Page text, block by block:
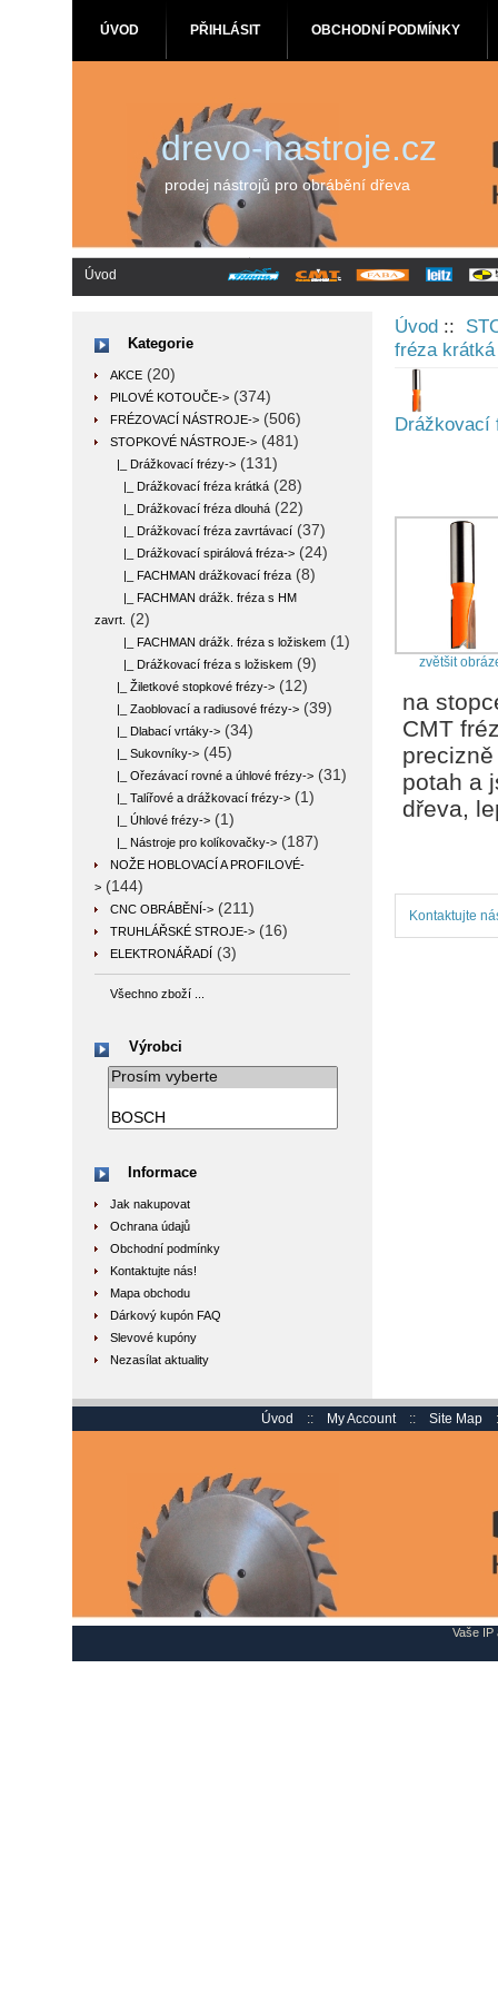
ÚVOD PŘIHLÁSIT OBCHODNÍ PODMÍNKY
drevo-nastroje.cz
prodej nástrojů pro obrábění dřeva
Úvod
Kategorie
AKCE (20)
PILOVÉ KOTOUČE-> (374)
FRÉZOVACÍ NÁSTROJE-> (506)
STOPKOVÉ NÁSTROJE-> (481)
|_ Drážkovací frézy-> (131)
|_ Drážkovací fréza krátká (28)
|_ Drážkovací fréza dlouhá (22)
|_ Drážkovací fréza zavrtávací (37)
|_ Drážkovací spirálová fréza-> (24)
|_ FACHMAN drážkovací fréza (8)
|_ FACHMAN drážk. fréza s HM
zavrt.
(2)
|_ FACHMAN drážk. fréza s ložiskem (1)
|_ Drážkovací fréza s ložiskem (9)
|_ Žiletkové stopkové frézy-> (12)
|_ Zaoblovací a radiusové frézy-> (39)
|_ Dlabací vrtáky-> (34)
|_ Sukovníky-> (45)
|_ Ořezávací rovné a úhlové frézy-> (31)
|_ Talířové a drážkovací frézy-> (1)
|_ Úhlové frézy-> (1)
|_ Nástroje pro kolíkovačky-> (187)
NOŽE HOBLOVACÍ A PROFILOVÉ-
> (144)
CNC OBRÁBĚNÍ-> (211)
TRUHLÁŘSKÉ STROJE-> (16)
ELEKTRONÁŘADÍ (3)
Všechno zboží ...
Výrobci
Informace
Jak nakupovat
Ochrana údajů
Obchodní podmínky
Kontaktujte nás!
Mapa obchodu
Dárkový kupón FAQ
Slevové kupóny
Nezasílat aktuality
Úvod ::
fréza krátká
Drážkovací
zvětšit
na
CMT
potah a
dřeva,
Kontaktujte
Úvod :: My Account :: Site Map
Vaše IP